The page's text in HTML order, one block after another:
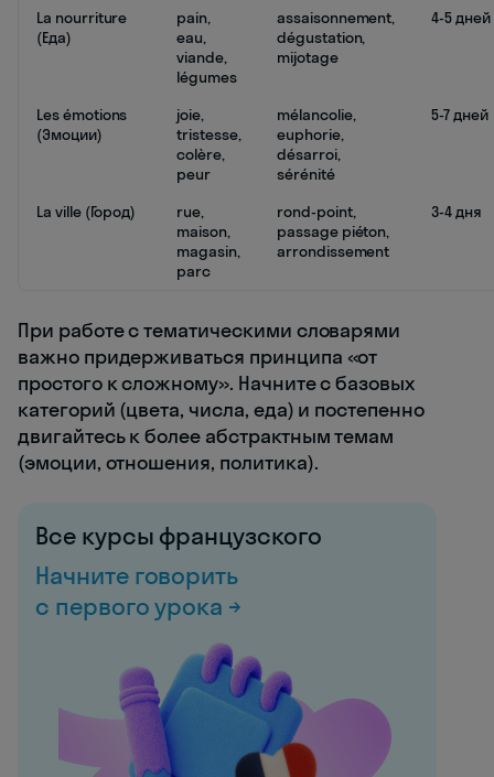
La nourriture
(Еда)
pain,
eau,
viande,
légumes
assaisonnement,
dégustation,
mijotage
4-5 дней
Les émotions
(Эмоции)
joie,
tristesse,
colère,
peur
mélancolie,
euphorie,
désarroi,
sérénité
5-7 дней
La ville (Город)
rue,
maison,
magasin,
parc
rond-point,
passage piéton,
arrondissement
3-4 дня
При работе с тематическими словарями
важно придерживаться принципа «от
простого к сложному». Начните с базовых
категорий (цвета, числа, еда) и постепенно
двигайтесь к более абстрактным темам
(эмоции, отношения, политика).
Все курсы французского
Начните говорить
с первого урока →